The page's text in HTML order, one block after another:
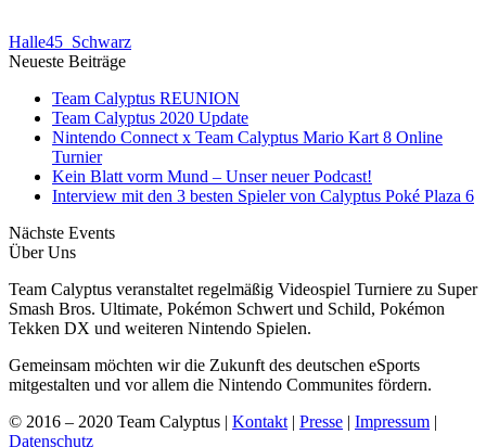
Halle45_Schwarz
Neueste Beiträge
Team Calyptus REUNION
Team Calyptus 2020 Update
Nintendo Connect x Team Calyptus Mario Kart 8 Online
Turnier
Kein Blatt vorm Mund – Unser neuer Podcast!
Interview mit den 3 besten Spieler von Calyptus Poké Plaza 6
Nächste Events
Über Uns
Team Calyptus veranstaltet regelmäßig Videospiel Turniere zu Super
Smash Bros. Ultimate, Pokémon Schwert und Schild, Pokémon
Tekken DX und weiteren Nintendo Spielen.
Gemeinsam möchten wir die Zukunft des deutschen eSports
mitgestalten und vor allem die Nintendo Communites fördern.
© 2016 – 2020 Team Calyptus | Kontakt | Presse | Impressum |
Datenschutz